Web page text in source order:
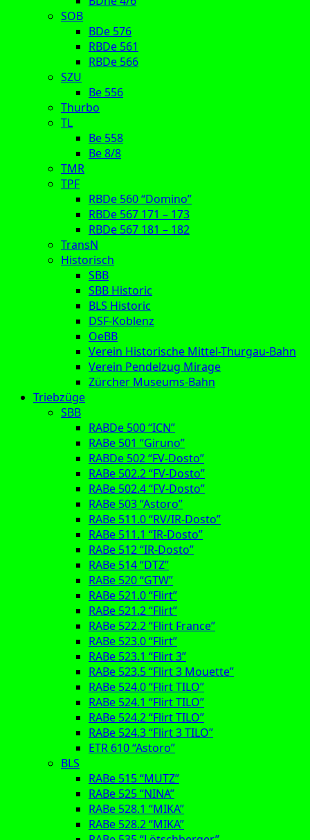
SOB
BDe 576
RBDe 561
RBDe 566
SZU
Be 556
Thurbo
TL
Be 558
Be 8/8
TMR
TPF
RBDe 560 “Domino”
RBDe 567 171 – 173
RBDe 567 181 – 182
TransN
Historisch
SBB
SBB Historic
BLS Historic
DSF-Koblenz
OeBB
Verein Historische Mittel-Thurgau-Bahn
Verein Pendelzug Mirage
Zürcher Museums-Bahn
Triebzüge
SBB
RABDe 500 “ICN”
RABe 501 “Giruno”
RABDe 502 “FV-Dosto”
RABe 502.2 “FV-Dosto”
RABe 502.4 “FV-Dosto”
RABe 503 “Astoro”
RABe 511.0 “RV/IR-Dosto”
RABe 511.1 “IR-Dosto”
RABe 512 “IR-Dosto”
RABe 514 “DTZ”
RABe 520 “GTW”
RABe 521.0 “Flirt”
RABe 521.2 “Flirt”
RABe 522.2 “Flirt France”
RABe 523.0 “Flirt”
RABe 523.1 “Flirt 3”
RABe 523.5 “Flirt 3 Mouette”
RABe 524.0 “Flirt TILO”
RABe 524.1 “Flirt TILO”
RABe 524.2 “Flirt TILO”
RABe 524.3 “Flirt 3 TILO”
ETR 610 “Astoro”
BLS
RABe 515 “MUTZ”
RABe 525 “NINA”
RABe 528.1 “MIKA”
RABe 528.2 “MIKA”